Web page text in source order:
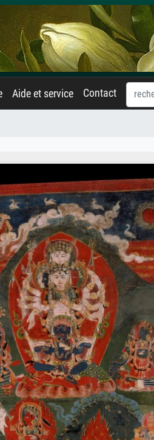
Aide et service Contact